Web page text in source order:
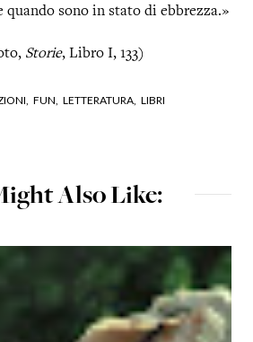
quando sono in stato di ebbrezza.»
Storie, Libro I, 133)
FUN, LETTERATURA, LIBRI
Also Like: